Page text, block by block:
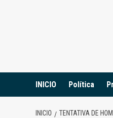
INICIO Política
INICIO TENTATIVA DE